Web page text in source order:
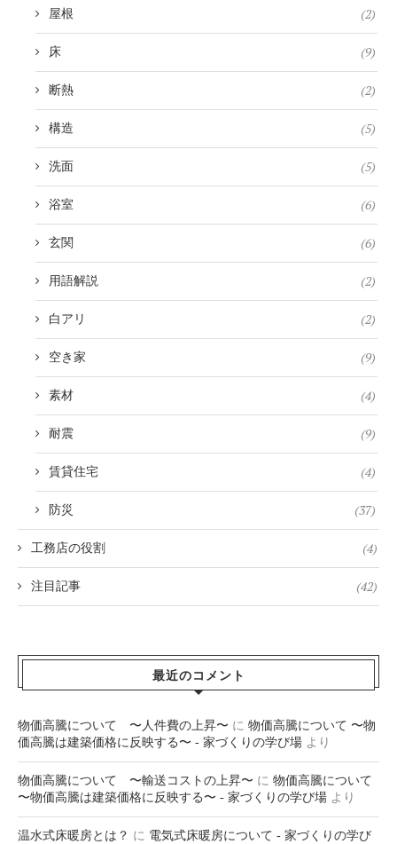
屋根 (2)
床 (9)
断熱 (2)
構造 (5)
洗面 (5)
浴室 (6)
玄関 (6)
用語解説 (2)
白アリ (2)
空き家 (9)
素材 (4)
耐震 (9)
賃貸住宅 (4)
防災 (37)
工務店の役割 (4)
注目記事 (42)
最近のコメント
物価高騰について 〜人件費の上昇〜 に 物価高騰について 〜物
価高騰は建築価格に反映する〜 - 家づくりの学び場 より
物価高騰について 〜輸送コストの上昇〜 に 物価高騰について
〜物価高騰は建築価格に反映する〜 - 家づくりの学び場 より
温水式床暖房とは？ に 電気式床暖房について - 家づくりの学び